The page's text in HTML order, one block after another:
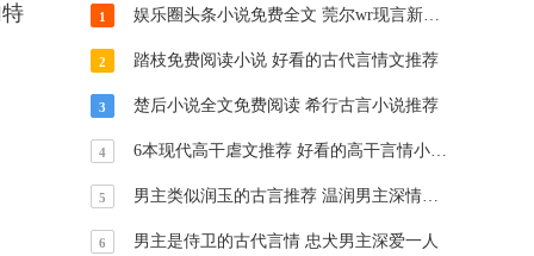
1 娱乐圈头条小说免费全文 莞尔wr现言新作推荐
2 踏枝免费阅读小说 好看的古代言情文推荐
3 楚后小说全文免费阅读 希行古言小说推荐
4 6本现代高干虐文推荐 好看的高干言情小说推荐
5 男主类似润玉的古言推荐 温润男主深情守护
6 男主是侍卫的古代言情 忠犬男主深爱一人